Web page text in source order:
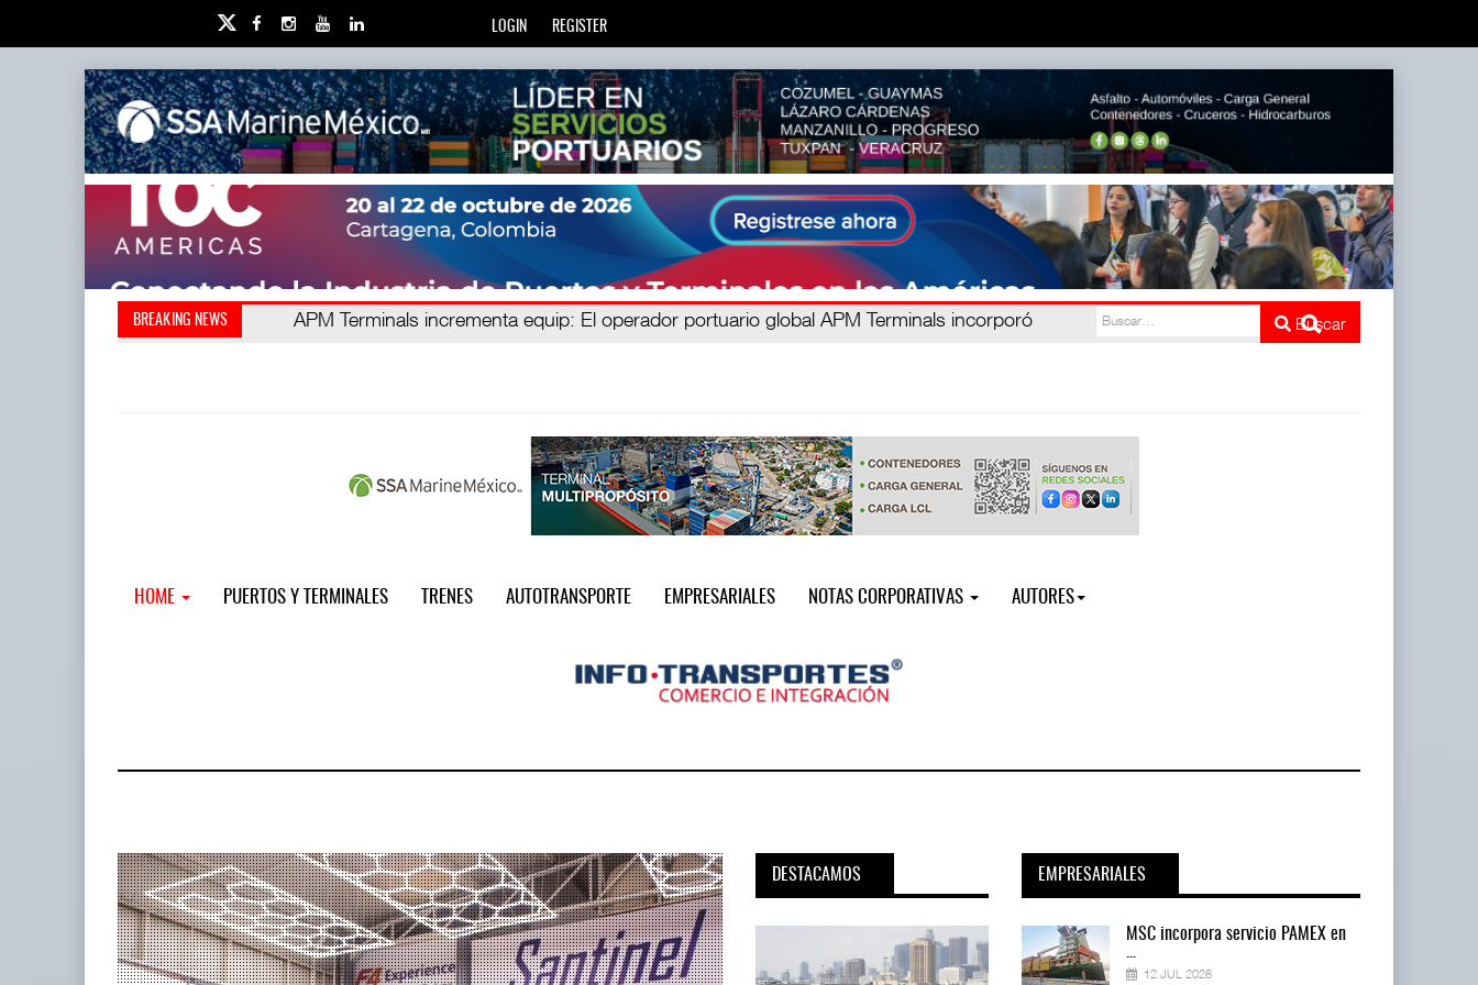
LOGIN REGISTER
BREAKING NEWS EE.UU. plantea nuevas restricc
APM Terminals incrementa equip: El operador portuario global APM Terminals incorporó
Buscar
HOME PUERTOS Y TERMINALES TRENES AUTOTRANSPORTE EMPRESARIALES NOTAS CORPORATIVAS AUTORES
DESTACAMOS EMPRESARIALES
MSC incorpora servicio PAMEX en
...
12 JUL 2026
MSC incorpora servicio PAMEX en
12 JUL 2026
MSC incorpora servicio PAMEX en
12 JUL 2026